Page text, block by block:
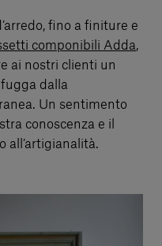
fino a finiture e
componibili Adda,
ai nostri clienti un
dalla
Un sentimento
conoscenza e il
all’artigianalità.